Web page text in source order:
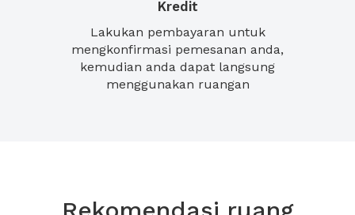
Kredit
Lakukan pembayaran untuk
mengkonfirmasi pemesanan anda,
kemudian anda dapat langsung
menggunakan ruangan